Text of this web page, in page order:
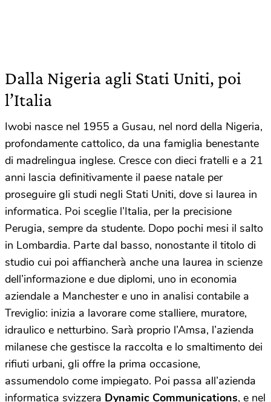
Dalla Nigeria agli Stati Uniti, poi
l’Italia
Iwobi nasce nel 1955 a Gusau, nel nord della Nigeria,
profondamente cattolico, da una famiglia benestante
di madrelingua inglese. Cresce con dieci fratelli e a 21
anni lascia definitivamente il paese natale per
proseguire gli studi negli Stati Uniti, dove si laurea in
informatica. Poi sceglie l’Italia, per la precisione
Perugia, sempre da studente. Dopo pochi mesi il salto
in Lombardia. Parte dal basso, nonostante il titolo di
studio cui poi affiancherà anche una laurea in scienze
dell’informazione e due diplomi, uno in economia
aziendale a Manchester e uno in analisi contabile a
Treviglio: inizia a lavorare come stalliere, muratore,
idraulico e netturbino. Sarà proprio l’Amsa, l’azienda
milanese che gestisce la raccolta e lo smaltimento dei
rifiuti urbani, gli offre la prima occasione,
assumendolo come impiegato. Poi passa all’azienda
informatica svizzera Dynamic Communications, e nel